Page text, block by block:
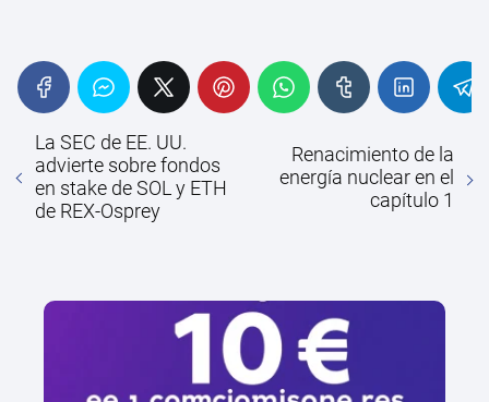
La SEC de EE. UU.
advierte sobre fondos
en stake de SOL y ETH
de REX-Osprey
Renacimiento de la
energía nuclear en el
capítulo 1